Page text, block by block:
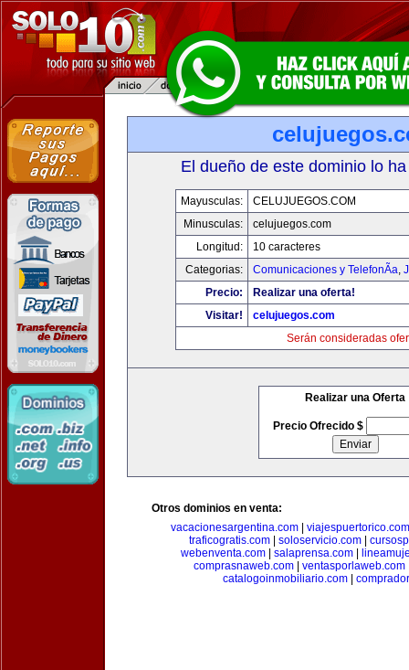
El dueño de este dominio lo
Mayusculas:
CELUJUEGOS.COM
Minusculas:
celujuegos.com
Longitud:
10 caracteres
Categorias:
Comunicaciones y TelefonÃ­a,
Precio:
Realizar una oferta!
Visitar!
celujuegos.com
Serán consideradas
Realizar una Oferta
Precio Ofrecido $
Otros dominios en venta:
vacacionesargentina.com
viajespuertorico.com
traficogratis.com| soloservicio.com|
webenventa.com
salaprensa.com
comprasnaweb.com
ventasporlaweb.com
catalogoinmobiliario.com|